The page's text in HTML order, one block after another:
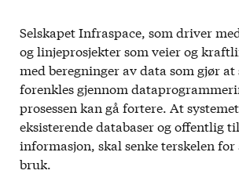
Selskapet Infraspace, som driver
og linjeprosjekter som veier og
med beregninger av data som gjør at
forenkles gjennom
prosessen kan gå fortere. At
eksisterende databaser og offentlig
informasjon, skal senke terskelen
bruk.